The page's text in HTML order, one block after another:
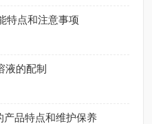
特点和注意事项
液的配制
产品特点和维护保养